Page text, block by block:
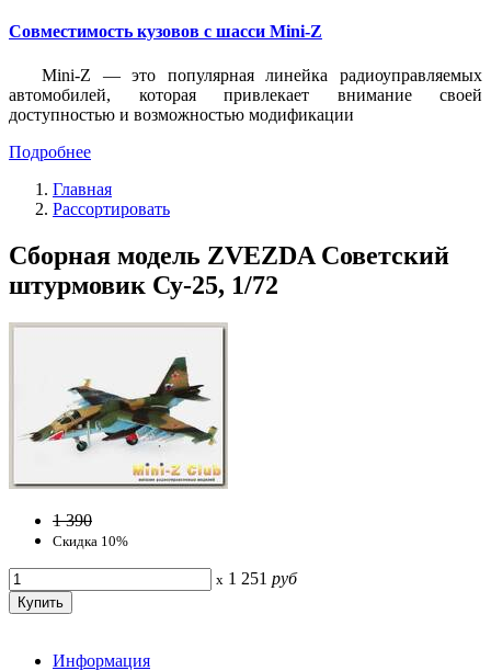
Совместимость кузовов с шасси Mini-Z
Mini-Z — это популярная линейка радиоуправляемых
автомобилей, которая привлекает внимание своей
доступностью и возможностью модификации
Подробнее
Главная
Рассортировать
Сборная модель ZVEZDA Советский
штурмовик Су-25, 1/72
1 390
Скидка 10%
x 1 251 руб
Информация